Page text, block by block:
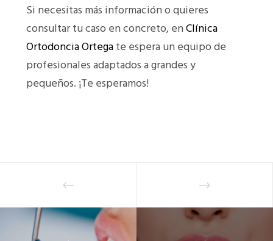
Si necesitas más información o quieres
consultar tu caso en concreto, enClínica
Ortodoncia Ortegate espera un equipo de
profesionales adaptados a grandes y
pequeños. ¡Te esperamos!